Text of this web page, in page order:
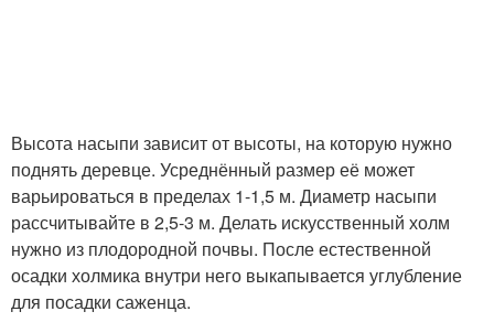
Высота насыпи зависит от высоты, на которую нужно
поднять деревце. Усреднённый размер её может
варьироваться в пределах 1-1,5 м. Диаметр насыпи
рассчитывайте в 2,5-3 м. Делать искусственный холм
нужно из плодородной почвы. После естественной
осадки холмика внутри него выкапывается углубление
для посадки саженца.